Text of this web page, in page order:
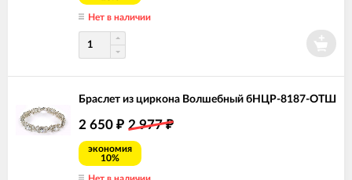
Нет в наличии
Браслет из циркона Волшебный бНЦР-8187-ОТШ
2 650 ₽ 2 977₽
экономия
10%